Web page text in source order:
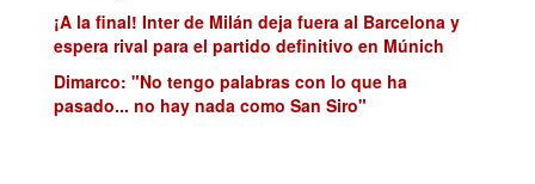
¡A la final! Inter de Milán deja fuera al Barcelona y
espera rival para el partido definitivo en Múnich
Dimarco: "No tengo palabras con lo que ha
pasado... no hay nada como San Siro"